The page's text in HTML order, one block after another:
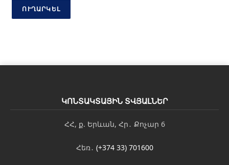
ՈՒՂԱՐԿԵԼ
ԿՈՆՏԱԿՏԱՅԻՆ ՏՎՅԱԼՆԵՐ
ՀՀ, ք. Երևան, Հր․ Քոչար 6
Հեռ․ (+374 33) 701600